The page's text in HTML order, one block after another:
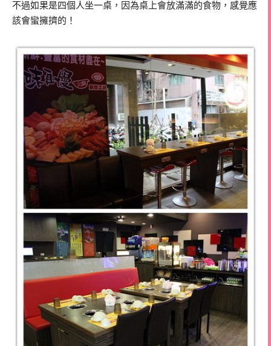
不過如果是四個人坐一桌，因為桌上會放滿滿的食物，感覺應
該會蠻擁擠的！